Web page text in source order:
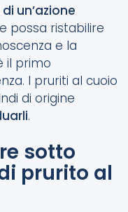
un’azione
possa ristabilire
e la
il primo
I pruriti al cuoio
di origine
.
sotto
prurito al